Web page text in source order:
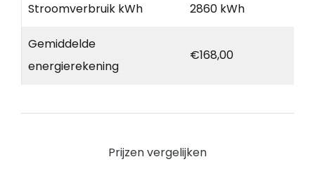
Stroomverbruik kWh 2860 kWh
Gemiddelde
energierekening
€168,00
Prijzen vergelijken